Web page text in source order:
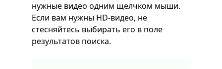
нужные видео одним щелчком мыши.
Если вам нужны HD-видео, не
стесняйтесь выбирать его в поле
результатов поиска.